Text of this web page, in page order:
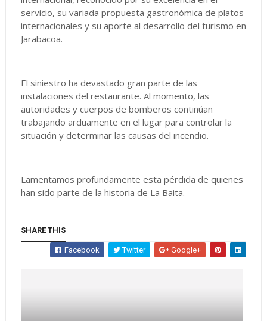
servicio, su variada propuesta gastronómica de platos
internacionales y su aporte al desarrollo del turismo en
Jarabacoa.
El siniestro ha devastado gran parte de las
instalaciones del restaurante. Al momento, las
autoridades y cuerpos de bomberos continúan
trabajando arduamente en el lugar para controlar la
situación y determinar las causas del incendio.
Lamentamos profundamente esta pérdida de quienes
han sido parte de la historia de La Baita.
SHARE THIS
Facebook Twitter Google+